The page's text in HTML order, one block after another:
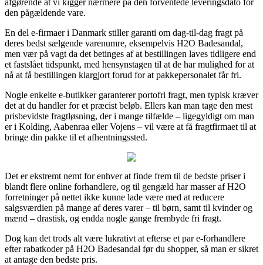
den pågældende vare.
En del e-firmaer i Danmark stiller garanti om dag-til-dag fragt på
deres bedst sælgende varenumre, eksempelvis H2O Badesandal,
men vær på vagt da det betinges af at bestillingen laves tidligere end
et fastslået tidspunkt, med hensynstagen til at de har mulighed for at
nå at få bestillingen klargjort forud for at pakkepersonalet får fri.
Nogle enkelte e-butikker garanterer portofri fragt, men typisk kræver
det at du handler for et præcist beløb. Ellers kan man tage den mest
prisbevidste fragtløsning, der i mange tilfælde – ligegyldigt om man
er i Kolding, Aabenraa eller Vojens – vil være at få fragtfirmaet til at
bringe din pakke til et afhentningssted.
Det er ekstremt nemt for enhver at finde frem til de bedste priser i
blandt flere online forhandlere, og til gengæld har masser af H2O
forretninger på nettet ikke kunne lade være med at reducere
salgsværdien på mange af deres varer – til børn, samt til kvinder og
mænd – drastisk, og endda nogle gange frembyde fri fragt.
Dog kan det trods alt være lukrativt at efterse et par e-forhandlere
efter rabatkoder på H2O Badesandal før du shopper, så man er sikret
at antage den bedste pris.